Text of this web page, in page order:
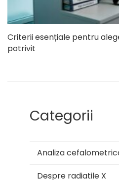
Criterii esențiale pentru
potrivit
Categorii
Analiza
Despre radiatile X